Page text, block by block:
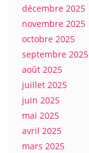
décembre 2025
novembre 2025
octobre 2025
septembre 2025
août 2025
juillet 2025
juin 2025
mai 2025
avril 2025
mars 2025